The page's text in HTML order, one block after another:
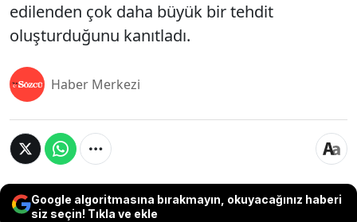
edilenden çok daha büyük bir tehdit
oluşturduğunu kanıtladı.
Haber Merkezi
Google algoritmasına bırakmayın, okuyacağınız haberi
siz seçin! Tıkla ve ekle